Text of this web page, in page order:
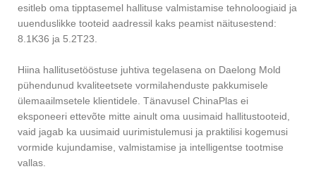
esitleb oma tipptasemel hallituse valmistamise tehnoloogiaid ja
uuenduslikke tooteid aadressil kaks peamist näitusestend:
8.1K36 ja 5.2T23.
Hiina hallitusetööstuse juhtiva tegelasena on Daelong Mold
pühendunud kvaliteetsete vormilahenduste pakkumisele
ülemaailmsetele klientidele. Tänavusel ChinaPlas ei
eksponeeri ettevõte mitte ainult oma uusimaid hallitustooteid,
vaid jagab ka uusimaid uurimistulemusi ja praktilisi kogemusi
vormide kujundamise, valmistamise ja intelligentse tootmise
vallas.